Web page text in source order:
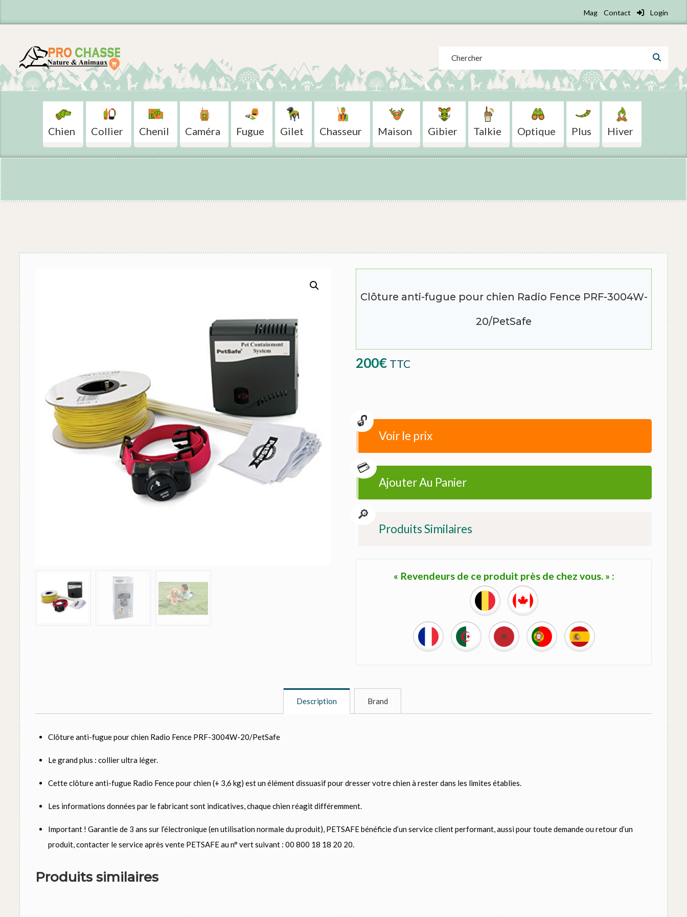
Mag Contact Login
Chien Collier Chenil Caméra Fugue Gilet Chasseur Maison Gibier Talkie Optique Plus Hiver
Clôture anti-fugue pour chien Radio Fence PRF-3004W-
20/PetSafe
200€ TTC
Voir le prix
Ajouter Au Panier
Produits Similaires
« Revendeurs de ce produit près de chez vous. » :
Description Brand
Clôture anti-fugue pour chien Radio Fence PRF-3004W-20/PetSafe
Le grand plus : collier ultra léger.
Cette clôture anti-fugue Radio Fence pour chien (+ 3,6 kg) est un élément dissuasif pour dresser votre chien à rester dans les limites établies.
Les informations données par le fabricant sont indicatives, chaque chien réagit différemment.
Important ! Garantie de 3 ans sur l’électronique (en utilisation normale du produit), PETSAFE bénéficie d’un service client performant, aussi pour toute demande ou retour d’un
produit, contacter le service après vente PETSAFE au n° vert suivant : 00 800 18 18 20 20.
Produits similaires